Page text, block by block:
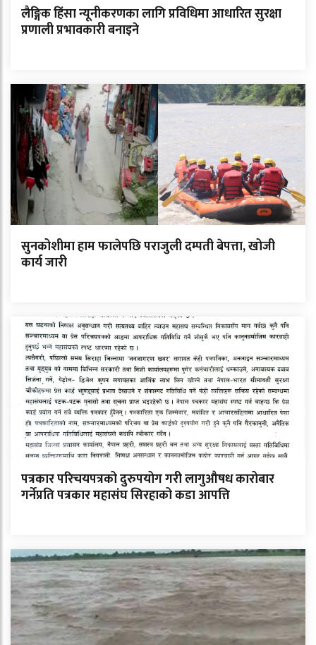
लैङ्गिक हिंसा न्यूनीकरणका लागि प्रविधिमा आधारित सुरक्षा
प्रणाली प्रभावकारी बनाइने
सुनकोशीमा हाम फालेपछि पराजुली दम्पती बेपत्ता, खोजी
कार्य जारी
पत्रकार परिचयपत्रको दुरुपयोग गरी लागुऔषध कारोबार
गर्नेप्रति पत्रकार महासंघ सिरहाको कडा आपत्ति